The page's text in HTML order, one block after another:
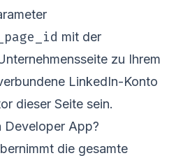
mit der
zu Ihrem
LinkedIn-Konto
dieser Seite sein.
Developer App?
die gesamte